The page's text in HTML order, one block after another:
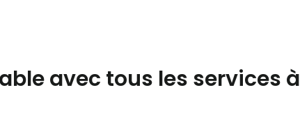
avec tous les services à